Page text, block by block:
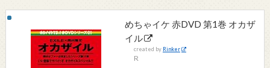
めちゃイケ 赤DVD 第1巻 オカザ
イル
created by Rinker
R